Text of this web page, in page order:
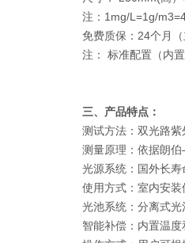
注：1mg/L=1g/
免费质保：24个月
注： 标准配置（内
三、产品特点：
测试方法：双光路
测量原理：依据朗
光源系统：国外长
使用方式：室内安
光池系统：分离式
智能补偿：内置温